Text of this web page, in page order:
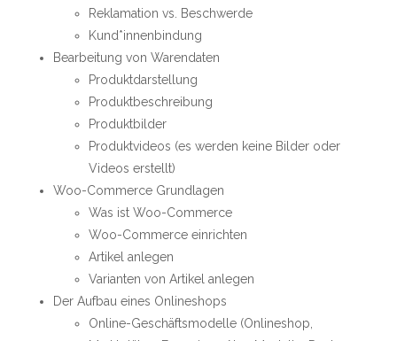
Reklamation vs. Beschwerde
Kund*innenbindung
Bearbeitung von Warendaten
Produktdarstellung
Produktbeschreibung
Produktbilder
Produktvideos (es werden keine Bilder oder
Videos erstellt)
Woo-Commerce Grundlagen
Was ist Woo-Commerce
Woo-Commerce einrichten
Artikel anlegen
Varianten von Artikel anlegen
Der Aufbau eines Onlineshops
Online-Geschäftsmodelle (Onlineshop,